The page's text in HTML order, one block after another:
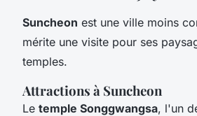
Suncheon est une ville moins
mérite une visite pour ses
temples.
Attractions à Suncheon
Le temple Songgwangsa, l'un